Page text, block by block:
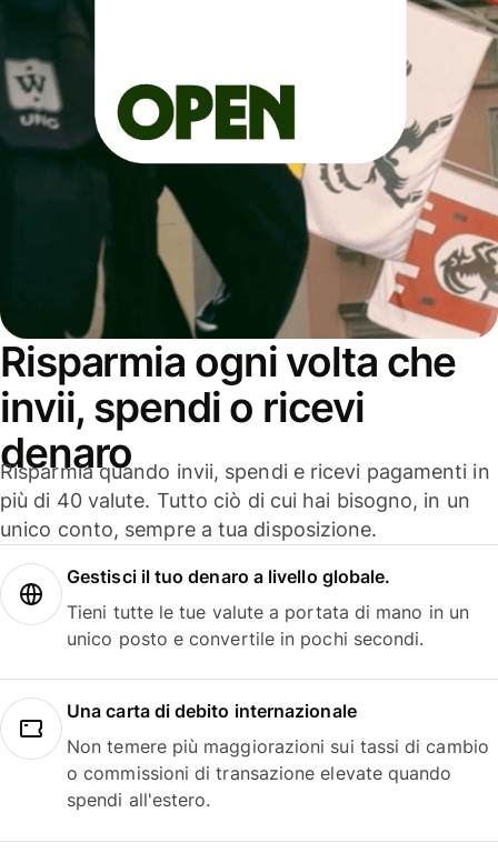
Risparmia ogni volta che
invii, spendi o ricevi
denaro
Risparmia quando invii, spendi e ricevi pagamenti in
più di 40 valute. Tutto ciò di cui hai bisogno, in un
unico conto, sempre a tua disposizione.
Gestisci il tuo denaro a livello globale.
Tieni tutte le tue valute a portata di mano in un
unico posto e convertile in pochi secondi.
Una carta di debito internazionale
Non temere più maggiorazioni sui tassi di cambio
o commissioni di transazione elevate quando
spendi all'estero.